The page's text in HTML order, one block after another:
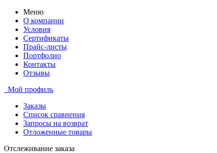
Меню
О компании
Условия
Сертификаты
Прайс-листы
Портфолио
Контакты
Отзывы
Мой профиль
Заказы
Список сравнения
Запросы на возврат
Отложенные товары
Отслеживание заказа